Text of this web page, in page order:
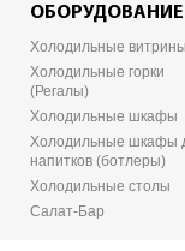
ОБОРУДОВАНИЕ
Холодильные
Холодильные горки
(Регалы)
Холодильные шкафы
Холодильные шкафы
напитков (ботлеры)
Холодильные столы
Салат-Бар